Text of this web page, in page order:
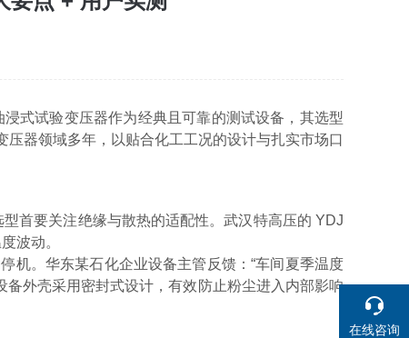
式试验变压器作为经典且可靠的测试设备，其选型
器领域多年，以贴合化工工况的设计与扎实市场口
首要关注绝缘与散热的适配性。武汉特高压的 YDJ
波动。
机。华东某石化企业设备主管反馈：“车间夏季温度
外壳采用密封式设计，有效防止粉尘进入内部影响
在线咨询